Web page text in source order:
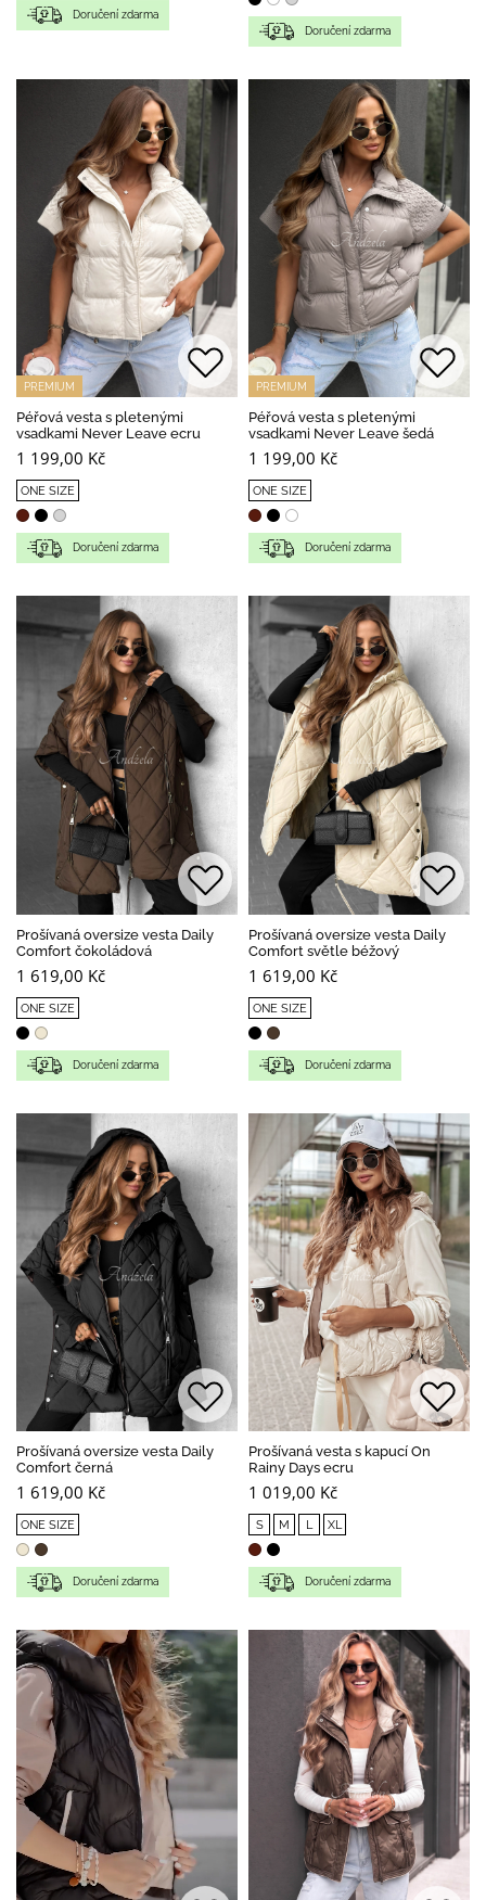
Doručení zdarma
Doručení zdarma
PREMIUM
Péřová vesta s pletenými
vsadkami Never Leave ecru
1 199,00 Kč
ONE SIZE
Doručení zdarma
PREMIUM
Péřová vesta s pletenými
vsadkami Never Leave šedá
1 199,00 Kč
ONE SIZE
Doručení zdarma
Prošívaná oversize vesta Daily
Comfort čokoládová
1 619,00 Kč
ONE SIZE
Doručení zdarma
Prošívaná oversize vesta Daily
Comfort světle béžový
1 619,00 Kč
ONE SIZE
Doručení zdarma
Prošívaná oversize vesta Daily
Comfort černá
1 619,00 Kč
ONE SIZE
Doručení zdarma
Prošívaná vesta s kapucí On
Rainy Days ecru
1 019,00 Kč
S M L XL
Doručení zdarma